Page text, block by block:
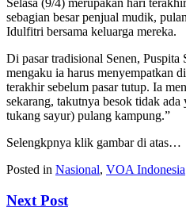
Selasa (9/4) merupakan hari
sebagian besar penjual mudik,
Idulfitri bersama keluarga mereka.
Di pasar tradisional Senen, Puspita
mengaku ia harus menyempatkan
terakhir sebelum pasar tutup. Ia
sekarang, takutnya besok tidak
tukang sayur) pulang kampung.”
Selengkpnya klik gambar di atas…
Posted in Nasional, VOA Indonesia
Next Post